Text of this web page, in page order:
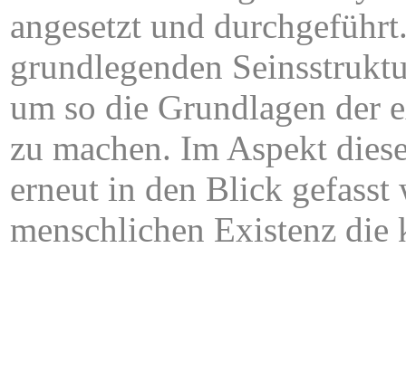
angesetzt und
grundlegenden
um so die Grundlagen der
zu machen. Im Aspekt
erneut in den Blick gefasst
menschlichen Existenz